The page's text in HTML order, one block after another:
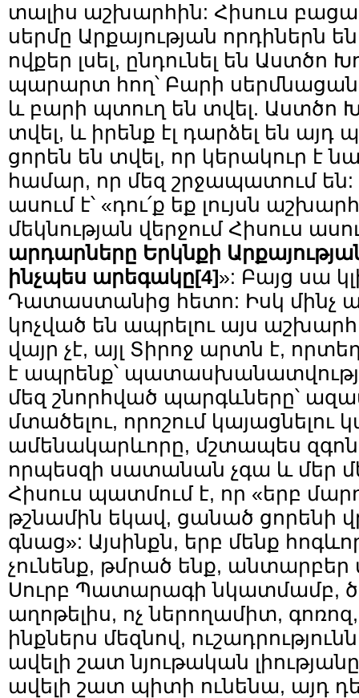
տալիս աշխարհին: Հիսուս
սերմը Արքայության որդիներն
ովքեր լսել, ընդունել են Աստծո
պարարտ հող՝ Բարի
և բարի պտուղ են տվել. Աստծո
տվել, և իրենք էլ դարձել են այդ
ցորեն են տվել, որ կերակուր է
համար, որ մեզ շրջապատում են:
ասում է՝ «դու՛ք եք լույսն
մեկնության վերջում Հիսուս
արդարները Երկնքի
ինչպես արեգակը[4]»: Բայց սա
Դատաստանից հետո: Իսկ մինչ
կոչված են ապրելու այս
վայր չէ, այլ Տիրոջ արտն է,
է ապրենք՝
մեզ շնորհված պարգևները՝
մտածելու, որոշում կայացնելու
ամենակարևորը, մշտապես զգոն,
որպեսզի սատանան չգա և մեր
Հիսուս պատմում է, որ «երբ
թշնամին եկավ, ցանած ցորենի
գնաց»: Այսինքն, երբ մենք
չունենք, թմրած ենք, անտարբեր
Սուրբ Պատարագի նկատմամբ,
աղոթելիս, ոչ ներողամիտ,
ինքներս մեզնով,
ավելի շատ նյութական
ավելի շատ պիտի ունենա, այդ